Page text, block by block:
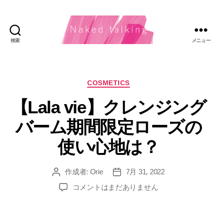
検索
イ
キ
ッ
ド・
ト
ー
メニュー
カ
ゴ
リ
ー
COSMETICS
【Lala vie】クレンジング
バーム期間限定ローズの
使い心地は？
投
稿
者
作成者: Orie
投
稿
7月 31, 2022
【Lala
コメントはまだありません